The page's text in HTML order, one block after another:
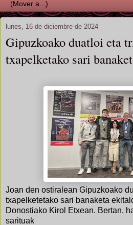
lunes, 16 de diciembre de 2024
Gipuzkoako duatloi eta
txapelketako sari
Joan den ostiralean Gipuzkoako
txapelketetako sari banaketa
Donostiako Kirol Etxean. Bertan,
sarituak